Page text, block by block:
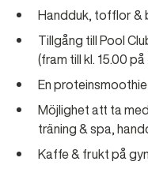
Handduk, tofflor &
Tillgång till Pool
(fram till kl. 15.00
En
Möjlighet att ta
träning & spa,
Kaffe & frukt på